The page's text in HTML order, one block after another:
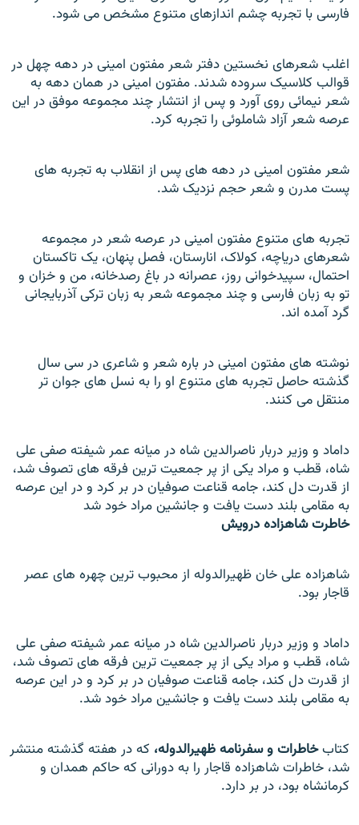
فارسی با تجربه چشم اندازهای متنوع مشخص می شود.
اغلب شعرهای نخستين دفتر شعر مفتون امينی در دهه چهل در
قوالب کلاسيک سروده شدند. مفتون امينی در همان دهه به
شعر نيمائی روی آورد و پس از انتشار چند مجموعه موفق در اين
عرصه شعر آزاد شاملوئی را تجربه کرد.
شعر مفتون امينی در دهه های پس از انقلاب به تجربه های
پست مدرن و شعر حجم نزديک شد.
تجربه های متنوع مفتون امينی در عرصه شعر در مجموعه
شعرهای درياچه، کولاک، انارستان، فصل پنهان، يک تاکستان
احتمال، سپيدخوانی روز، عصرانه در باغ رصدخانه، من و خزان و
تو به زبان فارسی و چند مجموعه شعر به زبان ترکی آذربايجانی
گرد آمده اند.
نوشته های مفتون امينی در باره شعر و شاعری در سی سال
گذشته حاصل تجربه های متنوع او را به نسل های جوان تر
منتقل می کنند.
داماد و وزير دربار ناصرالدين شاه در ميانه عمر شيفته صفی علی
شاه، قطب و مراد يکی از پر جمعيت ترين فرقه های تصوف شد،
از قدرت دل کند، جامه قناعت صوفيان در بر کرد و در اين عرصه
به مقامی بلند دست يافت و جانشين مراد خود شد
خاطرت شاهزاده درويش
شاهزاده علی خان ظهيرالدوله از محبوب ترين چهره های عصر
قاجار بود.
داماد و وزير دربار ناصرالدين شاه در ميانه عمر شيفته صفی علی
شاه، قطب و مراد يکی از پر جمعيت ترين فرقه های تصوف شد،
از قدرت دل کند، جامه قناعت صوفيان در بر کرد و در اين عرصه
به مقامی بلند دست يافت و جانشين مراد خود شد.
کتابخاطرات و سفرنامه ظهيرالدوله، که در هفته گذشته منتشر
شد، خاطرات شاهزاده قاجار را به دورانی که حاکم همدان و
کرمانشاه بود، در بر دارد.